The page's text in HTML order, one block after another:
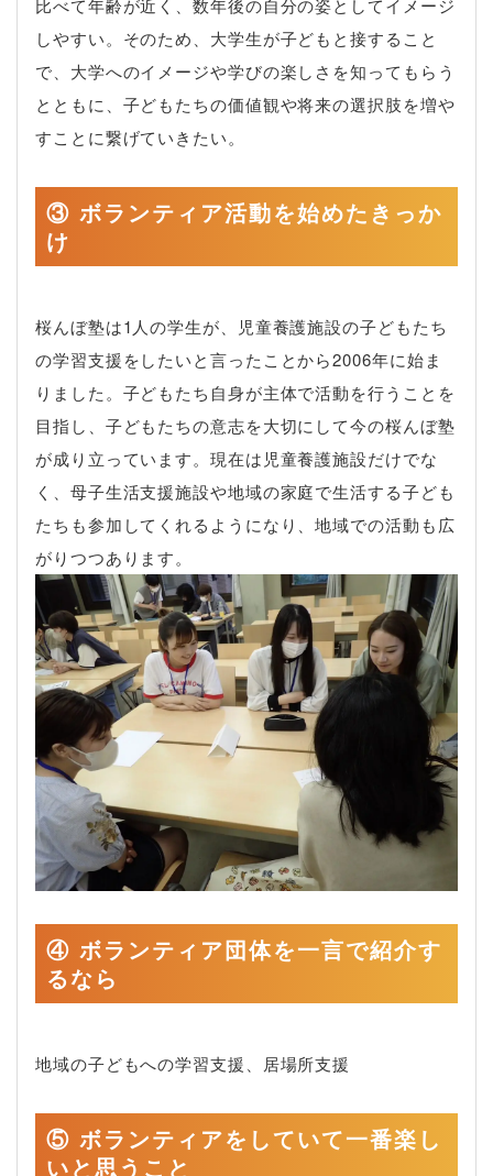
比べて年齢が近く、数年後の自分の姿としてイメージ
しやすい。そのため、大学生が子どもと接すること
で、大学へのイメージや学びの楽しさを知ってもらう
とともに、子どもたちの価値観や将来の選択肢を増や
すことに繋げていきたい。
③ ボランティア活動を始めたきっか
け
桜んぼ塾は1人の学生が、児童養護施設の子どもたち
の学習支援をしたいと言ったことから2006年に始ま
りました。子どもたち自身が主体で活動を行うことを
目指し、子どもたちの意志を大切にして今の桜んぼ塾
が成り立っています。現在は児童養護施設だけでな
く、母子生活支援施設や地域の家庭で生活する子ども
たちも参加してくれるようになり、地域での活動も広
がりつつあります。
④ ボランティア団体を一言で紹介す
るなら
地域の子どもへの学習支援、居場所支援
⑤ ボランティアをしていて一番楽し
いと思うこと